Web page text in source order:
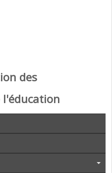
des
l'éducation